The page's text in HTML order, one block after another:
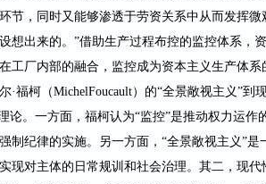
节，同时又能够渗透于劳资关系中从而发挥
想出来的。”借助生产过程布控的监控体系，
工厂内部的融合，监控成为资本主义生产体系
·福柯（MichelFoucault）的“全景敞视主义”到
论。一方面，福柯认为“监控”是推动权力运
制纪律的实施。另一方面，“全景敞视主义”
现对主体的日常规训和社会治理。其二，现代